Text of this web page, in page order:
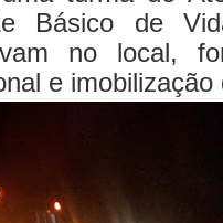
Básico de
no local,
e